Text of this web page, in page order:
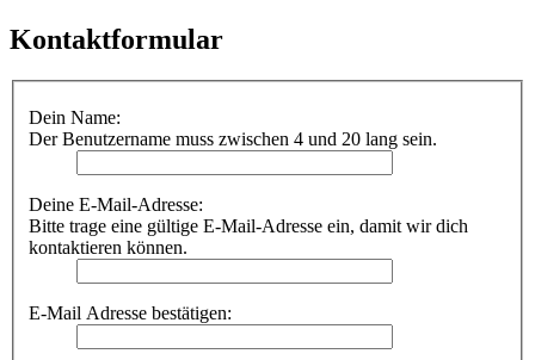
Kontaktformular
Dein Name:
Der Benutzername muss zwischen 4 und 20 lang sein.
Deine E-Mail-Adresse:
Bitte trage eine gültige E-Mail-Adresse ein, damit wir dich
kontaktieren können.
E-Mail Adresse bestätigen: